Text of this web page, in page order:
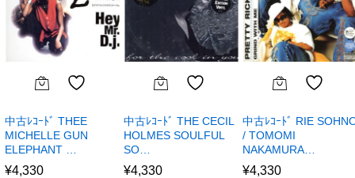
中古ﾚｺｰﾄﾞ THEE
MICHELLE GUN
ELEPHANT …
¥4,330
中古ﾚｺｰﾄﾞ THE CECIL
HOLMES SOULFUL
SO…
¥4,330
中古ﾚｺｰﾄﾞ RIE
/ TOMOMI
NAKAMURA…
¥4,330